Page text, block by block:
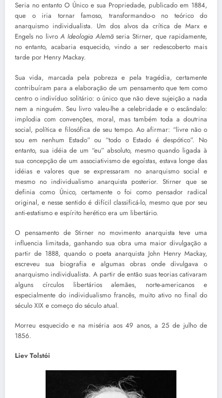
Seria no entanto O Único e sua Propriedade, publicado em 1884,
que o iria tornar famoso, transformando-o no teórico do
anarquismo individualista. Um dos alvos da crítica de Marx e
Engels no livro A Ideologia Alemãseria Stirner, que rapidamente,
no entanto, acabaria esquecido, vindo a ser redescoberto mais
tarde por Henry Mackay.
Sua vida, marcada pela pobreza e pela tragédia, certamente
contribuíram para a elaboração de um pensamento que tem como
centro o indivíduo solitário: o único que não deve sujeição a nada
nem a ninguém. Seu livro valeu-lhe a celebridade e o escândalo:
implodia com convenções, moral, mas também toda a doutrina
social, política e filosófica de seu tempo. Ao afirmar: “livre não o
sou em nenhum Estado” ou “todo o Estado é despótico”. No
entanto, sua idéia de um “eu” absoluto, mesmo quando ligada à
sua concepção de um associativismo de egoístas, estava longe das
idéias e valores que se expressaram no anarquismo social e
mesmo no individualismo anarquista posterior. Stirner que se
definia como Único, certamente o foi como pensador radical
original, e nesse sentido é difícil classificá-lo, mesmo que por seu
anti-estatismo e espírito herético era um libertário.
O pensamento de Stirner no movimento anarquista teve uma
influencia limitada, ganhando sua obra uma maior divulgação a
partir de 1888, quando o poeta anarquista John Henry Mackay,
escreveu sua biografia e algumas obras onde divulgava o
anarquismo individualista. A partir de então suas teorias cativaram
alguns círculos libertários alemães, norte-americanos e
especialmente do individualismo francês, muito ativo no final do
século XIX e começo do século atual.
Morreu esquecido e na miséria aos 49 anos, a 25 de julho de
1856.
Liev Tolstói